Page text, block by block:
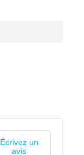
Écrivez un
avis